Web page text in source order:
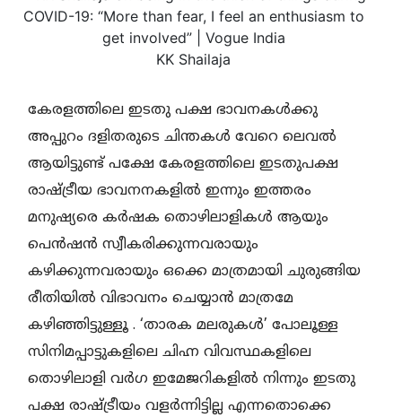
KK Shailaja
കേരളത്തിലെ ഇടതു പക്ഷ ഭാവനകൾക്കു
അപ്പുറം ദളിതരുടെ ചിന്തകൾ വേറെ ലെവൽ
ആയിട്ടുണ്ട് പക്ഷേ കേരളത്തിലെ ഇടതുപക്ഷ
രാഷ്ട്രീയ ഭാവനനകളിൽ ഇന്നും ഇത്തരം
മനുഷ്യരെ കർഷക തൊഴിലാളികൾ ആയും
പെൻഷൻ സ്വീകരിക്കുന്നവരായും
കഴിക്കുന്നവരായും ഒക്കെ മാത്രമായി ചുരുങ്ങിയ
രീതിയിൽ വിഭാവനം ചെയ്യാൻ മാത്രമേ
കഴിഞ്ഞിട്ടുള്ളൂ . ‘താരക മലരുകൾ’ പോലൂള്ള
സിനിമപ്പാട്ടുകളിലെ ചിഹ്ന വിവസ്ഥകളിലെ
തൊഴിലാളി വർഗ ഇമേജറികളിൽ നിന്നും ഇടതു
പക്ഷ രാഷ്ട്രീയം വളർന്നിട്ടില്ല എന്നതൊക്കെ